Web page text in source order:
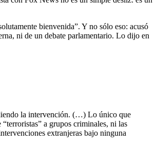
bienvenida”. Y no sólo eso: acusó
ni de un debate parlamentario. Lo dijo en
la intervención. (…) Lo único que
a grupos criminales, ni las
extranjeras bajo ninguna